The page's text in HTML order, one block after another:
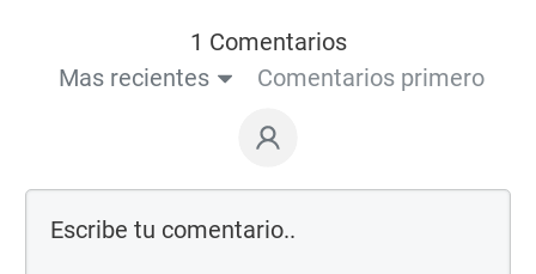
1 Comentarios
Mas recientes
Comentarios primero